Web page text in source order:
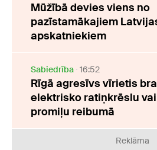
Mūžībā devies viens no
pazīstamākajiem
apskatniekiem
Sabiedrība 16:52
Rīgā agresīvs vīrietis
elektrisko ratiņkrēslu
promiļu reibumā
Reklāma